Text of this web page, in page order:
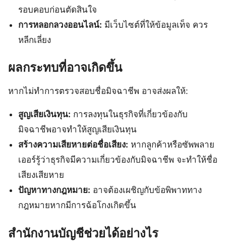
รอบคอบก่อนตัดสินใจ
การหลอกลวงออนไลน์: มีเว็บไซต์ที่ให้ข้อมูลเท็จ ควร
หลีกเลี่ยง
ผลกระทบที่อาจเกิดขึ้น
หากไม่ทำการตรวจสอบชื่อมิจฉาชีพ อาจส่งผลให้:
สูญเสียเงินทุน: การลงทุนในธุรกิจที่เกี่ยวข้องกับ
มิจฉาชีพอาจทำให้สูญเสียเงินทุน
สร้างความเสียหายต่อชื่อเสียง: หากลูกค้าหรือซัพพลาย
เออร์รู้ว่าธุรกิจมีความเกี่ยวข้องกับมิจฉาชีพ จะทำให้ชื่อ
เสียงเสียหาย
ปัญหาทางกฎหมาย: อาจต้องเผชิญกับข้อพิพาททาง
กฎหมายหากมีการฉ้อโกงเกิดขึ้น
สำนักงานบัญชีช่วยได้อย่างไร